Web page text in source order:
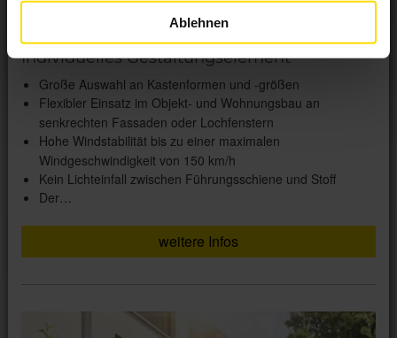
Ablehnen
Vorbau-Markise mit easyZIP-Führung
Individuelles Gestaltungselement
Große Auswahl an Kastenformen und -größen
Flexibler Einsatz im Objekt- und Wohnungsbau an
senkrechten Fassaden oder Lochfenstern
Hohe Windstabilität bis zu einer maximalen
Windgeschwindigkeit von 150 km/h
Kein Lichteinfall zwischen Führungsschiene und Stoff
Der…
weitere Infos